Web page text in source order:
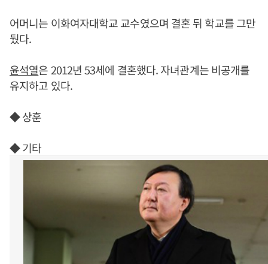
어머니는 이화여자대학교 교수였으며 결혼 뒤 학교를 그만
뒀다.
윤석열은 2012년 53세에 결혼했다. 자녀관계는 비공개를
유지하고 있다.
◆ 상훈
◆ 기타